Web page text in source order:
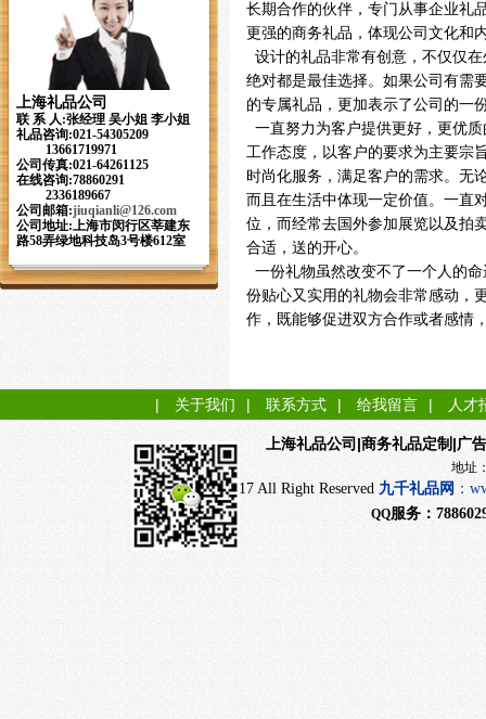
上海礼品公司
联 系 人:张经理 吴小姐 李小姐
礼品咨询:021-54305209
13661719971
公司传真:021-64261125
在线咨询:78860291
2336189667
公司邮箱:jiuqianli@126.com
公司地址:上海市闵行区莘建东
路58弄绿地科技岛3号楼612室
长期合作的伙伴，专门从事企业礼
更强的商务礼品，体现公司文化和
设计的礼品非常有创意，不仅仅
绝对都是最佳选择。如果公司有需
的专属礼品，更加表示了公司的一
一直努力为客户提供更好，更优
工作态度，以客户的要求为主要宗
时尚化服务，满足客户的需求。无
而且在生活中体现一定价值。一直
位，而经常去国外参加展览以及拍
合适，送的开心。
一份礼物虽然改变不了一个人的
份贴心又实用的礼物会非常感动，
作，既能够促进双方合作或者感情
上海礼品公司 |商务礼品定制|广
地址：上海市闵行
CopyRight 2017 All Right Reserved 九千礼品网 ：
QQ服务：
| 关于我们 | 联系方式 | 给我留言 | 人才